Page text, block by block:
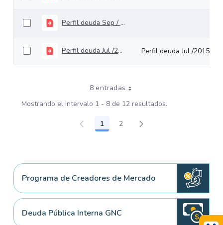
Perfil deuda Sep / 2015
Perfil deuda Jul /2015 Perfil deuda Jul /2015
8 entradas
Mostrando el intervalo 1 - 8 de 12 resultados.
Página
1 Página
2
Programa de Creadores de Mercado
Deuda Pública Interna GNC